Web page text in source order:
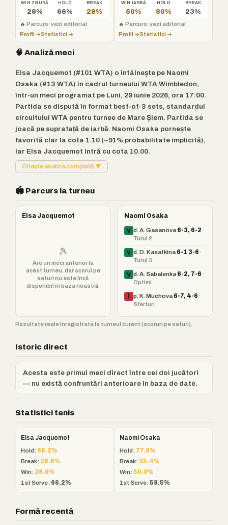
WIN ZGURĂ
29%
HOLD
66%
BREAK
29%
🔥 Parcurs: vezi editorial
Profil →Statistici →
WIN IARBĂ
50%
HOLD
80%
BREAK
23%
🔥 Parcurs: vezi editorial
Profil →Statistici →
🧠 Analiză meci
Elsa Jacquemot (#101 WTA) o întâlnește pe Naomi
Osaka (#13 WTA) în cadrul turneului WTA Wimbledon,
într-un meci programat pe Luni, 29 iunie 2026, ora 17:00.
Partida se dispută în format best-of-3 sets, standardul
circuitului WTA pentru turnee de Mare Șlem. Partida se
joacă pe suprafață de iarbă. Naomi Osaka pornește
favorită clar la cota 1.10 (~91% probabilitate implicită),
iar Elsa Jacquemot intră cu cota 10.00.
Citește analiza completă ▼
🏟️ Parcurs la turneu
Elsa Jacquemot
🎾
Are un meci anterior la
acest turneu, dar scorul pe
seturi nu este încă
disponibil în baza noastră.
Naomi Osaka
V d. A. Gasanova 6-3, 6-2 ·
Turul 2
V d. D. Kasatkina 6-1 3-6 ·
Turul 3
V d. A. Sabalenka 6-2, 7-6 ·
Optimi
Î p. K. Muchova 6-7, 4-6 ·
Sferturi
Rezultate reale înregistrate la turneul curent (scoruri pe seturi).
Istoric direct
Acesta este primul meci direct între cei doi jucători
— nu există confruntări anterioare în baza de date.
Statistici tenis
Elsa Jacquemot
Hold: 66.2%
Break: 28.6%
Win: 28.6%
1st Serve: 66.2%
Naomi Osaka
Hold: 77.9%
Break: 35.4%
Win:50.0%
1st Serve:58.5%
Formă recentă